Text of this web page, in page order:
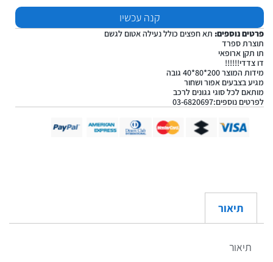
קנה עכשיו
פרטים נוספים: תא חפצים כולל נעילה אטום לגשם
תוצרת ספרד
תו תקן ארופאי
דו צדדי!!!!!!
מידות המוצר 200*80*40 גובה
מגיע בצבעים אפור ושחור
מותאם לכל סוגי גגונים לרכב
לפרטים נוספים:03-6820697
תיאור
תיאור